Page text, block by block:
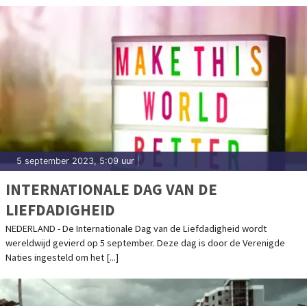
5 september 2023, 5:09 uur
INTERNATIONALE DAG VAN DE
LIEFDADIGHEID
NEDERLAND - De Internationale Dag van de Liefdadigheid wordt
wereldwijd gevierd op 5 september. Deze dag is door de Verenigde
Naties ingesteld om het [...]